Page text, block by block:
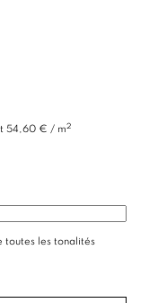
54,60 € / m2
toutes les tonalités